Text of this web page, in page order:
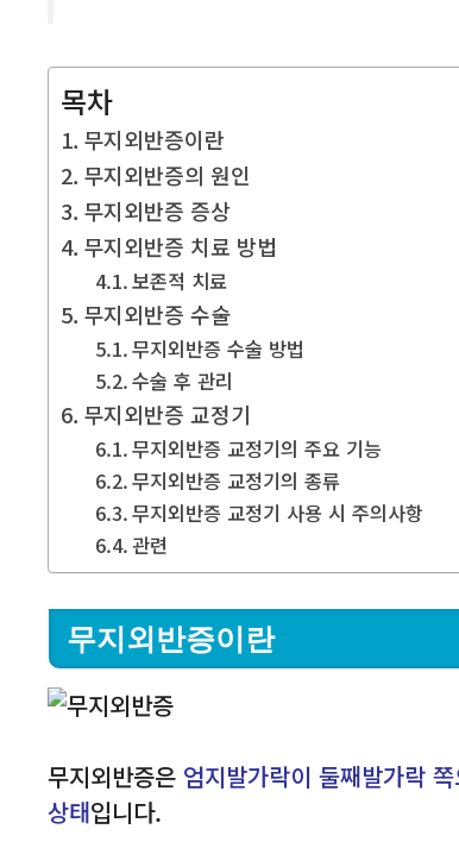
목차
무지외반증이란
무지외반증의 원인
무지외반증 증상
무지외반증 치료 방법
보존적 치료
무지외반증 수술
무지외반증 수술 방법
수술 후 관리
무지외반증 교정기
무지외반증 교정기의 주요 기능
무지외반증 교정기의 종류
무지외반증 교정기 사용 시 주의사항
관련
무지외반증이란
무지외반증은 엄지발가락이 둘째발가락
상태입니다.